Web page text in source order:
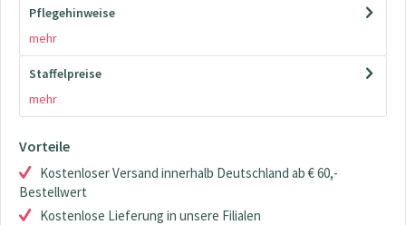
Pflegehinweise
mehr
Staffelpreise
mehr
Vorteile
Kostenloser Versand innerhalb Deutschland ab € 60,-
Bestellwert
Kostenlose Lieferung in unsere Filialen